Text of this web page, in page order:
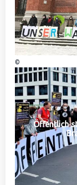
©
Öffentlich